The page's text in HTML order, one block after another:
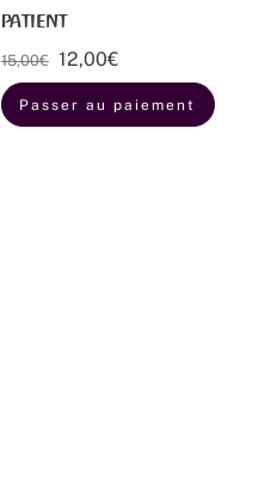
patient
15,00€ Le
prix
initial
12,00€Le
prix
actuel
Passer au paiement